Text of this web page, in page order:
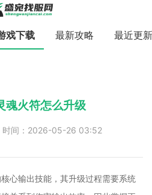
戏下载 最新攻略 最近更新
魂火符怎么升级
时间：2026-05-26 03:52
心输出技能，其升级过程需要系统